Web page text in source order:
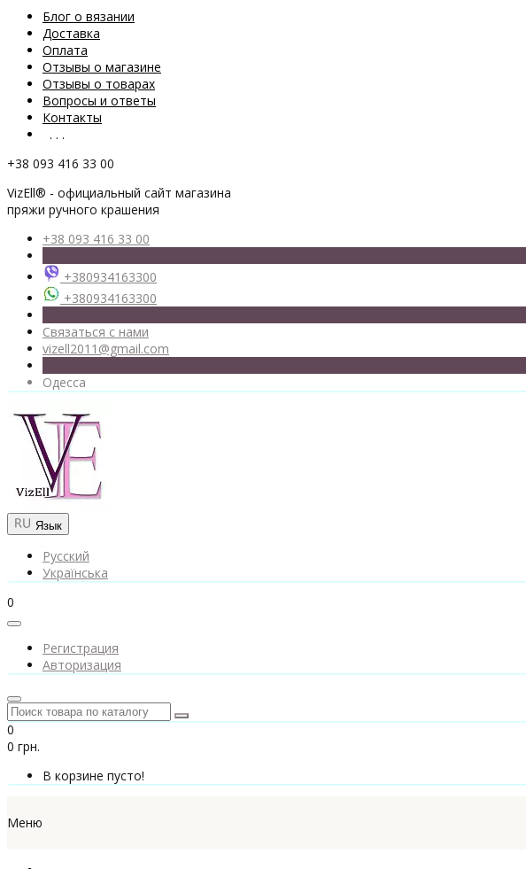
Блог о вязании
Доставка
Оплата
Отзывы о магазине
Отзывы о товарах
Вопросы и ответы
Контакты
. . .
+38 093 416 33 00
VizEll® - официальный сайт магазина
пряжи ручного крашения
+38 093 416 33 00
+380934163300
+380934163300
Связаться с нами
vizell2011@gmail.com
Одесса
Язык
Русский
Українська
0
Регистрация
Авторизация
0
0 грн.
В корзине пусто!
Меню